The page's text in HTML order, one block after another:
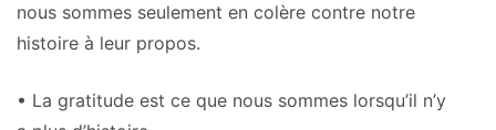
nous sommes seulement en colère contre notre
histoire à leur propos.
• La gratitude est ce que nous sommes lorsqu’il n’y